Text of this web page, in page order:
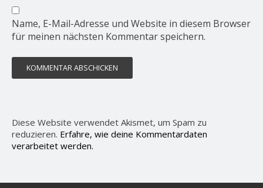
Name, E-Mail-Adresse und Website in diesem Browser
für meinen nächsten Kommentar speichern.
Diese Website verwendet Akismet, um Spam zu
reduzieren. Erfahre, wie deine Kommentardaten
verarbeitet werden.